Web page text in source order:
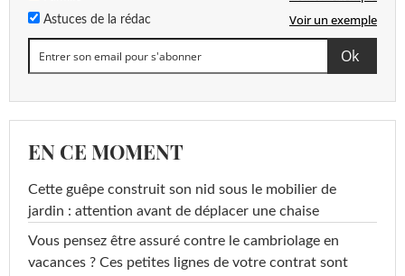
Astuces de la rédac Voir un exemple
EN CE MOMENT
Cette guêpe construit son nid sous le mobilier de
jardin : attention avant de déplacer une chaise
Vous pensez être assuré contre le cambriolage en
vacances ? Ces petites lignes de votre contrat sont